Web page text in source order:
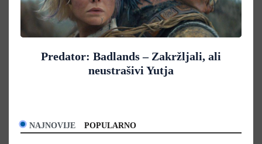
Predator: Badlands – Zakržljali, ali
neustrašivi Yutja
NAJNOVIJE POPULARNO